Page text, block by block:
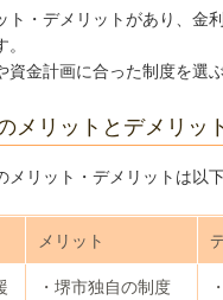
ト・デメリットがあり、金
資金計画に合った制度を選
メリットとデメリッ
メリット・デメリットは以下
メリット
・堺市独自の制度